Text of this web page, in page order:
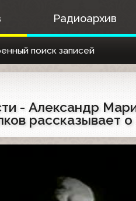
Радиоархив
поиск записей
- Александр
рассказывает